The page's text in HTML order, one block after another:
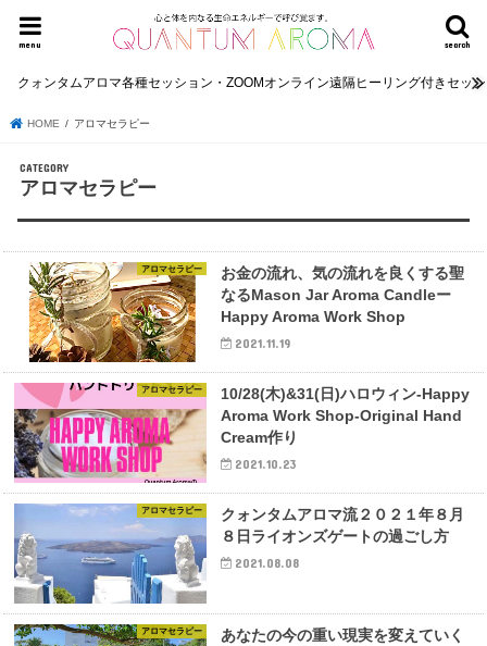
search
menu
クォンタムアロマ各種セッション・ZOOMオンライン遠隔ヒーリング付きセッ
HOME アロマセラピー
アロマセラピー
アロマセラピー
お金の流れ、気の流れを良くする聖
なるMason Jar Aroma Candleー
Happy Aroma Work Shop
2021.11.19
アロマセラピー
10/28(木)&31(日)ハロウィン-Happy
Aroma Work Shop-Original Hand
Cream作り
2021.10.23
アロマセラピー
クォンタムアロマ流２０２１年８月
８日ライオンズゲートの過ごし方
2021.08.08
アロマセラピー
あなたの今の重い現実を変えていく